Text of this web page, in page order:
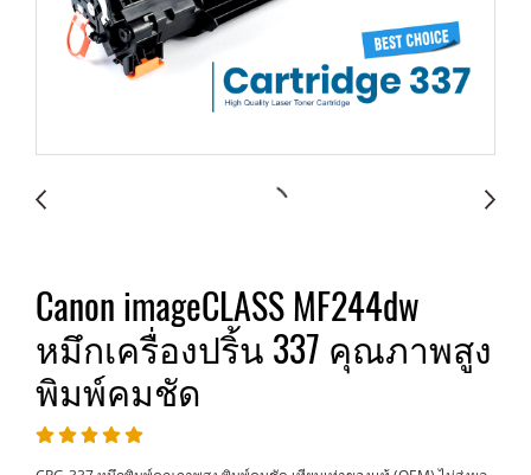
Canon imageCLASS MF244dw
หมึกเครื่องปริ้น 337 คุณภาพสูง
พิมพ์คมชัด